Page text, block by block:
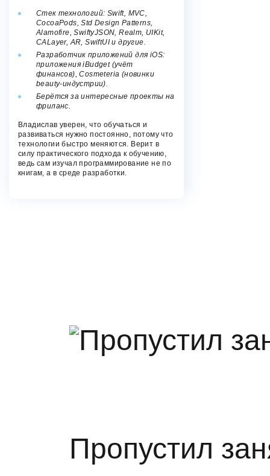
Стек технологий: Swift, MVC,
CocoaPods, Std Design Patterns,
Alamofire, SwiftyJSON, Realm, UIKit,
CALayer, AR, SwiftUI и другие.
Разработчик приложений для iOS:
приложения iBudget (учёт
финансов), Cosmeteria (новинки
beauty-индустрии).
Берётся за интересные проекты на
фриланс.
Владислав уверен, что обучаться и
развиваться нужно постоянно, потому что
технологии быстро меняются. Верит в
силу практического подхода к обучению,
ведь сам изучал программирование не по
книгам, а в среде разработки.
Пропустил